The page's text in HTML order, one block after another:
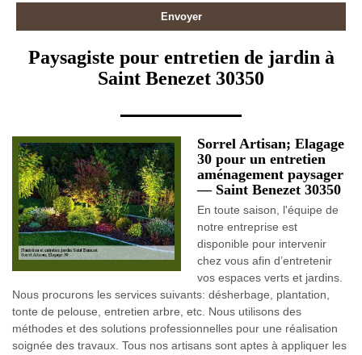
Paysagiste pour entretien de jardin à
Saint Benezet 30350
Sorrel Artisan; Elagage
30 pour un entretien
aménagement paysager
— Saint Benezet 30350
En toute saison, l'équipe de
notre entreprise est
disponible pour intervenir
chez vous afin d’entretenir
vos espaces verts et jardins.
Nous procurons les services suivants: désherbage, plantation,
tonte de pelouse, entretien arbre, etc. Nous utilisons des
méthodes et des solutions professionnelles pour une réalisation
soignée des travaux. Tous nos artisans sont aptes à appliquer les